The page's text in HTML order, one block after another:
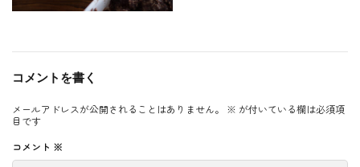
コメントを書く
メールアドレスが公開されることはありません。 ※ が付いている欄は必須項
目です
コメント ※